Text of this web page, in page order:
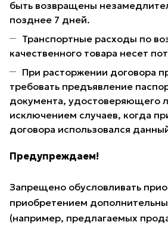
быть возвращены
позднее 7 дней.
Транспортные расходы по
качественного товара несет
При расторжении договора
требовать предъявление
документа, удостоверяющего
исключением случаев, когда
договора использовался
Предупреждаем!
Запрещено обусловливать
приобретением
(например, предлагаемых